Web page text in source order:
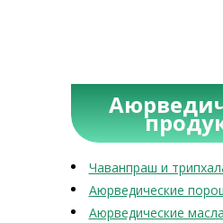
Чаванпраш и
Аюрведические
Аюрведические масла